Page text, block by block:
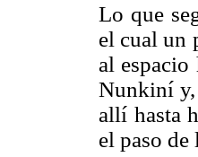
Lo que
el cual un
al espacio
Nunkiní y,
allí hasta
el paso de